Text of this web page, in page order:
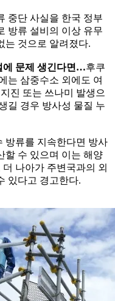
중단 사실을 한국 정부
방류 설비의 이상 유무
는 것으로 알려졌다.
에 문제 생긴다면…후쿠
는 삼중수소 외에도 여
진 또는 쓰나미 발생으
길 경우 방사성 물질 누
방류를 지속한다면 방사
할 수 있으며 이는 해양
나아가 주변국과의 외
있다고 경고한다.